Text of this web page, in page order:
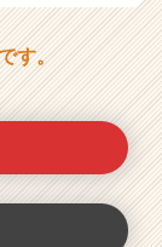
す。